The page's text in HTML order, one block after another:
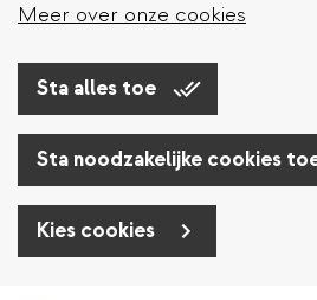
Meer over onze cookies
Sta alles toe
Sta noodzakelijke cookies
Kies cookies